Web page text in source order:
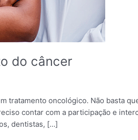
do câncer
tratamento oncológico. Não basta
contar com a participação e
dentistas, […]